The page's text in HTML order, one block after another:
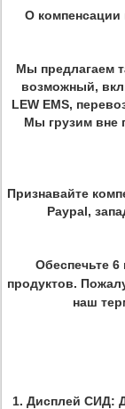
О компенсации
Мы предлагаем
возможный,
LEW EMS,
Мы грузим вне
Признавайте
Paypal,
Обеспечьте 6
продуктов.
наш
1. Дисплей СИД: